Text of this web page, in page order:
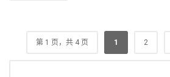
第 1 页，共 4 页 1 2